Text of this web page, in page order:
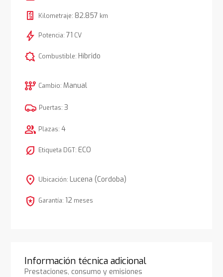
Kilometraje: 82.857 km
bolt Potencia: 71 CV
comic_bubble Combustible: Híbrido
auto_transmission Cambio: Manual
Puertas: 3
group Plazas: 4
nest_eco_leaf Etiqueta DGT: ECO
location_on Ubicación: Lucena (Cordoba)
local_police Garantía: 12 meses
Información técnica adicional
Prestaciones, consumo y emisiones